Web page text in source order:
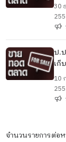
30
ป.
เก็
10
จำนวนรายการต่อ